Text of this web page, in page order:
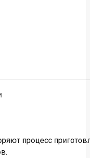
процесс